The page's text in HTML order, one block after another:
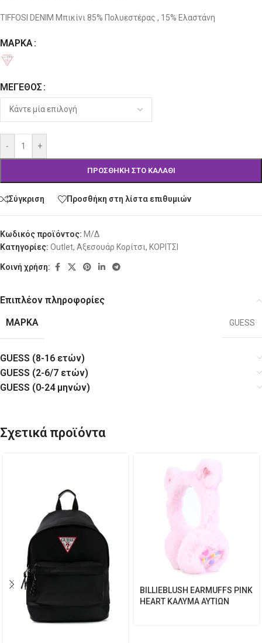
TIFFOSI DENIM Μπικίνι 85% Πολυεστέρας , 15% Ελαστάνη
ΜΆΡΚΑ
ΜΈΓΕΘΟΣ
- +
ΠΡΟΣΘΉΚΗ ΣΤΟ ΚΑΛΆΘΙ
Alternative:
Σύγκριση Προσθήκη στη λίστα επιθυμιών
Κωδικός προϊόντος: Μ/Δ
Κατηγορίες: Outlet, Αξεσουάρ Κορίτσι, ΚΟΡΙΤΣΙ
Κοινή χρήση:
Επιπλέον πληροφορίες
ΜΆΡΚΑ
GUESS
GUESS (8-16 ετών)
GUESS (2-6/7 ετών)
GUESS (0-24 μηνών)
Σχετικά προϊόντα
BILLIEBLUSH EARMUFFS PINK
HEART ΚΑΛΥΜΑ ΑΥΤΙΩΝ